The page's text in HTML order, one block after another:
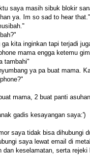
saya masih sibuk blokir
ya. Im so sad to hear that."
kita inginkan tapi terjadi
mama engga ketemu
tambahi"
ya pa buat mama.
mama, 2 buat panti
gadis kesayangan saya:')
saya tidak bisa dihubungi
saya lewat email di
dan keselamatan, serta rejeki